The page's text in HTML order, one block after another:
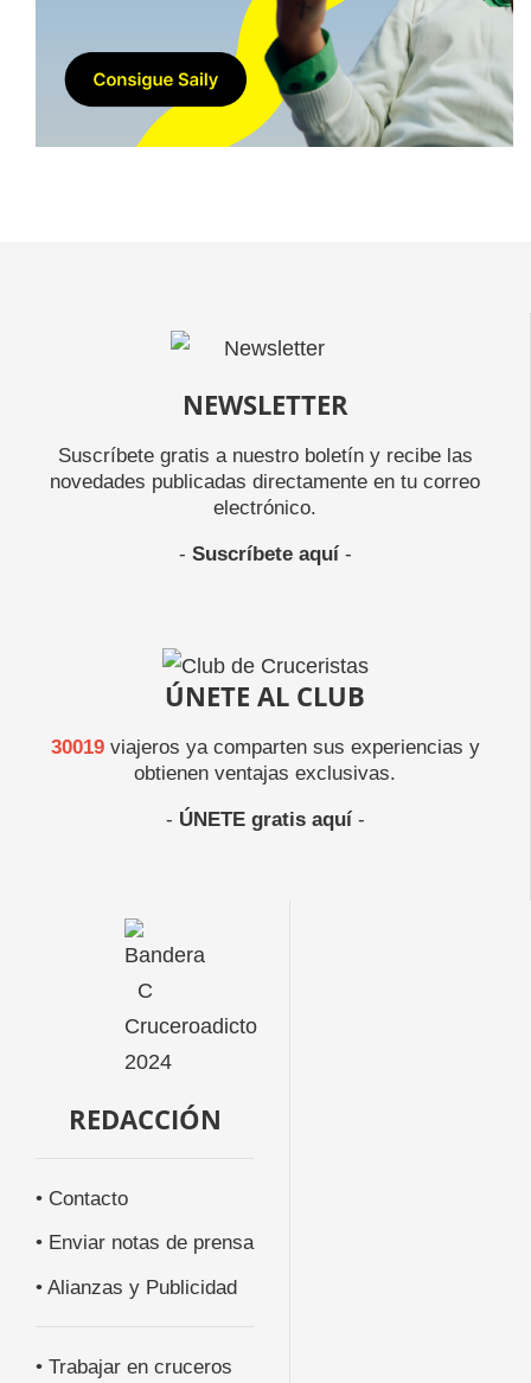
NEWSLETTER
Suscríbete gratis a nuestro boletín y recibe las
novedades publicadas directamente en tu correo
electrónico.
- Suscríbete aquí-
ÚNETE AL CLUB
30019viajeros ya comparten sus experiencias y
obtienen ventajas exclusivas.
- ÚNETE gratis aquí-
REDACCIÓN
• Contacto
• Enviar notas de prensa
• Alianzas y Publicidad
• Trabajar en cruceros